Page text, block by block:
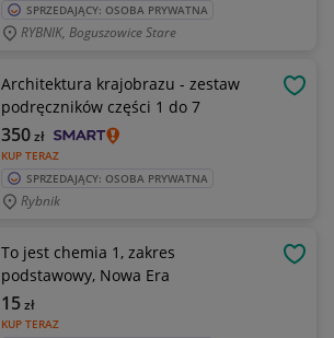
SPRZEDAJĄCY: OSOBA PRYWATNA
RYBNIK, Boguszowice Stare
Architektura krajobrazu - zestaw
podręczników części 1 do 7
KUP TERAZ
350zł
SPRZEDAJĄCY: OSOBA PRYWATNA
Rybnik
To jest chemia 1, zakres
podstawowy, Nowa Era
KUP TERAZ
15zł